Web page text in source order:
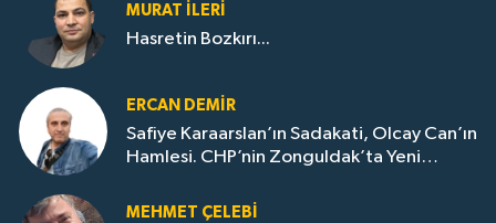
MURAT İLERI
Hasretin Bozkırı...
ERCAN DEMIR
Safiye Karaarslan’ın Sadakati, Olcay Can’ın
Hamlesi. CHP’nin Zonguldak’ta Yeni
MEHMET ÇELEBI